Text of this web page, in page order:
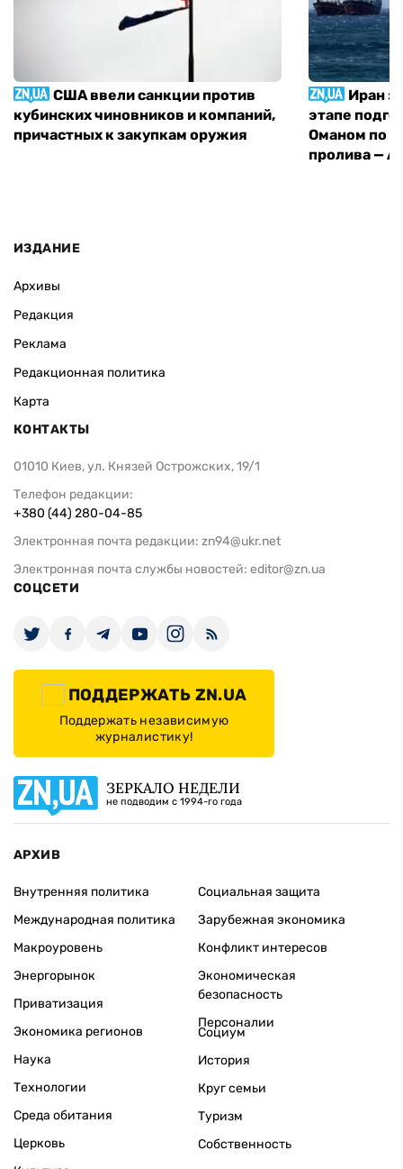
США ввели санкции против
кубинских чиновников и компаний,
причастных к закупкам оружия
Иран
этапе
Оманом по
пролива —
ИЗДАНИЕ
Архивы
Редакция
Реклама
Редакционная политика
Карта
КОНТАКТЫ
01010 Киев, ул. Князей Острожских, 19/1
Телефон редакции:
+380 (44) 280-04-85
Электронная почта редакции: zn94@ukr.net
Электронная почта службы новостей: editor@zn.ua
СОЦСЕТИ
ПОДДЕРЖАТЬ ZN.UA
Поддержать независимую
журналистику!
ЗЕРКАЛО НЕДЕЛИ
не подводим с 1994-го года
АРХИВ
Внутренняя политика
Международная политика
Макроуровень
Энергорынок
Приватизация
Экономика регионов
Социальная защита
Зарубежная экономика
Конфликт интересов
Экономическая
безопасность
Персоналии
Наука
Технологии
Среда обитания
Церковь
Социум
История
Круг семьи
Туризм
Собственность